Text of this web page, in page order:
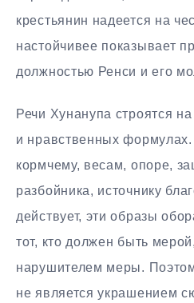
крестьянин надеется на
настойчивее показывает
должностью Ренси и его
Речи Хунанупа строятся
и нравственных формулах.
кормчему, весам, опоре,
разбойника, источнику
действует, эти образы
тот, кто должен быть
нарушителем меры.
не является украшением